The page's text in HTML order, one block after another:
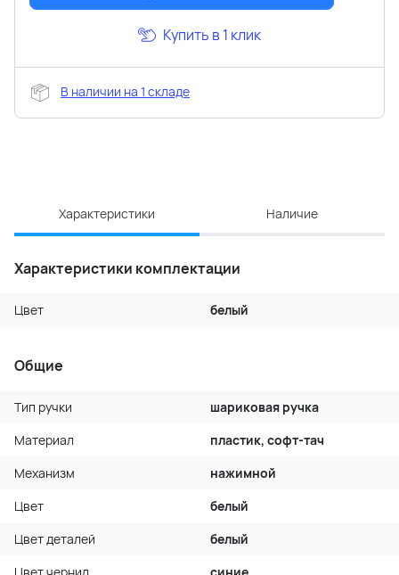
Купить в 1 клик
В наличии на 1 складе
Характеристики Наличие
Характеристики комплектации
Цвет белый
Общие
Тип ручки
шариковая ручка
Материал
пластик, софт-тач
Механизм
нажимной
Цвет
белый
Цвет деталей
белый